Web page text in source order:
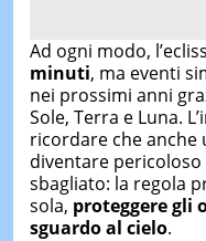
Ad ogni modo,
minuti, ma eventi
nei prossimi anni
Sole, Terra e Luna.
ricordare che anche
diventare
sbagliato: la regola
sola, proteggere gli
sguardo al cielo.